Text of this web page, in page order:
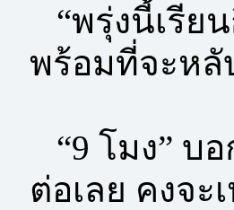
“พรุ่งนี้เรีย
พร้อมที่จะหลั
“9 โมง” บ
ต่อเลย คงจะ